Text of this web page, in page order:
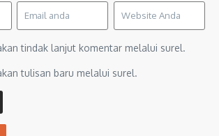
tindak lanjut komentar melalui surel.
tulisan baru melalui surel.